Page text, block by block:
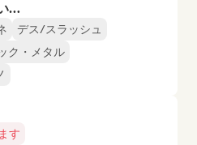
…
デス/スラッシュ
ク・メタル
す